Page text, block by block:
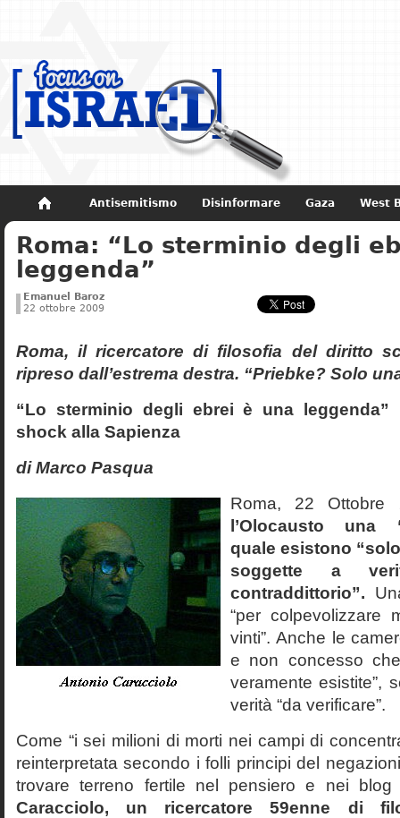
Antisemitismo Disinformare Gaza West
Non dimenticare Storia di Israele
Roma: “Lo sterminio degli
leggenda”
Emanuel Baroz
22 ottobre 2009
Roma, il ricercatore di filosofia del diritto
ripreso dall’estrema destra. “Priebke? Solo
“Lo sterminio degli ebrei è una leggenda”
shock alla Sapienza
di Marco Pasqua
Roma, 22
l’Olocausto una
quale esistono
soggette a
contraddittorio”.
“per colpevolizzare
vinti”. Anche le
e non concesso
veramente esistite”,
verità “da verificare”.
Come “i sei milioni di morti nei campi di
reinterpretata secondo i folli principi del
trovare terreno fertile nel pensiero e nei
Caracciolo, un ricercatore 59enne di